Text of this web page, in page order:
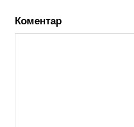
Коментар